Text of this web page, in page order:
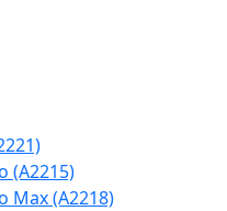
(A2215)
Max (A2218)